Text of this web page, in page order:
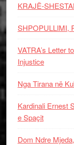
KRAJË-
SHPOPULLIMI,
VATRA’s Letter
Injustice
Nga Tirana në
Kardinali Ernest
e Spaçit
Dom Ndre